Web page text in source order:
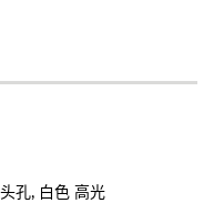
孔, 白色 高光